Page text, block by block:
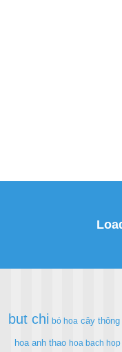
but chi bó hoa cây thông
hoa anh thao hoa bach hop